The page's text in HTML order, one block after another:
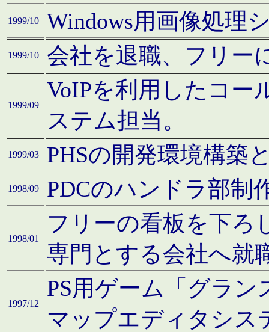
1999/10 Windows用画像処理
1999/10 会社を退職、フリー
1999/09
VoIPを利用したコー
ステム担当。
1999/03 PHSの開発環境構築
1998/09 PDCのハンドラ部制
1998/01
フリーの看板を下ろ
専門とする会社へ就
1997/12
PS用ゲーム「グラン
マップエディタシス